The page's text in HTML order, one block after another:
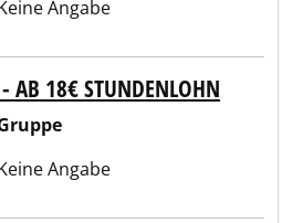
Angabe
18€ STUNDENLOHN
Angabe